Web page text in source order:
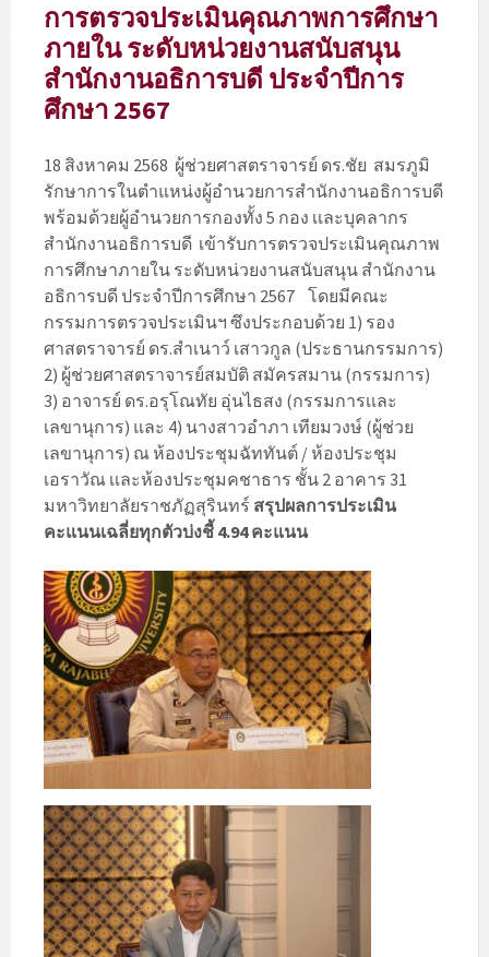
การตรวจประเมินคุณภาพการศึกษา
ภายใน ระดับหน่วยงานสนับสนุน
สำนักงานอธิการบดี ประจำปีการ
ศึกษา 2567
18 สิงหาคม 2568 ผู้ช่วยศาสตราจารย์ ดร.ชัย สมรภูมิ
รักษาการในตำแหน่งผู้อำนวยการสำนักงานอธิการบดี
พร้อมด้วยผู้อำนวยการกองทั้ง 5 กอง เเละบุคลากร
สำนักงานอธิการบดี เข้ารับการตรวจประเมินคุณภาพ
การศึกษาภายใน ระดับหน่วยงานสนับสนุน สำนักงาน
อธิการบดี ประจำปีการศึกษา 2567 โดยมีคณะ
กรรมการตรวจประเมินฯ ซึงประกอบด้วย 1) รอง
ศาสตราจารย์ ดร.สำเนาว์ เสาวกูล (ประธานกรรมการ)
2) ผู้ช่วยศาสตราจารย์สมบัติ สมัครสมาน (กรรมการ)
3) อาจารย์ ดร.อรุโณทัย อุ่นไธสง (กรรมการเเละ
เลขานุการ) และ 4) นางสาวอำภา เทียมวงษ์ (ผู้ช่วย
เลขานุการ) ณ ห้องประชุมฉัททันต์ / ห้องประชุม
เอราวัณ เเละห้องประชุมคชาธาร ชั้น 2 อาคาร 31
มหาวิทยาลัยราชภัฏสุรินทร์ สรุปผลการประเมิน
คะแนนเฉลี่ยทุกตัวบ่งชี้ 4.94 คะแนน